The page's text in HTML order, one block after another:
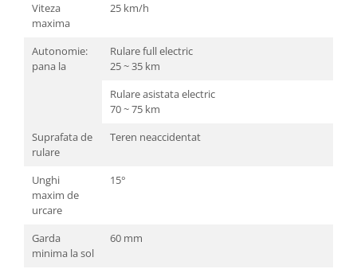
Viteza
maxima
25 km/h
Autonomie:
pana la
Rulare full electric
25 ~ 35 km
Rulare asistata electric
70 ~ 75 km
Suprafata de
rulare
Teren neaccidentat
Unghi
maxim de
urcare
15°
Garda
minima la sol
60 mm